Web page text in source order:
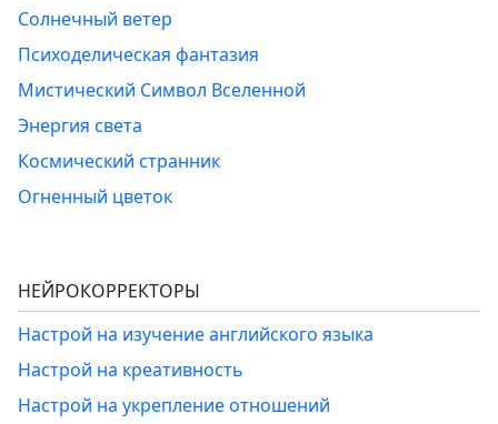
Солнечный ветер
Психоделическая фантазия
Мистический Символ Вселенной
Энергия света
Космический странник
Огненный цветок
НЕЙРОКОРРЕКТОРЫ
Настрой на изучение английского языка
Настрой на креативность
Настрой на укрепление отношений